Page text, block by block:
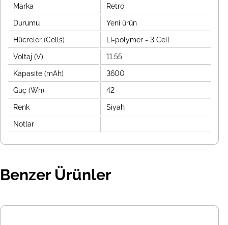
Marka Retro
Durumu Yeni ürün
Hücreler (Cells) Li-polymer - 3 Cell
Voltaj (V) 11.55
Kapasite (mAh) 3600
Güç (Wh) 42
Renk Siyah
Notlar
Benzer Ürünler